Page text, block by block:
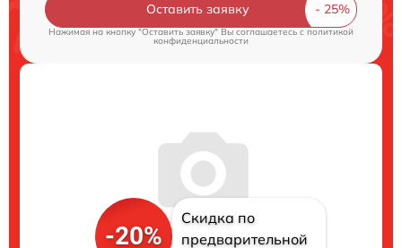
Оставить заявку
Нажимая на кнопку "Оставить заявку" Вы соглашаетесь cполитикой
конфиденциальности
-20%
Скидка по
предварительной